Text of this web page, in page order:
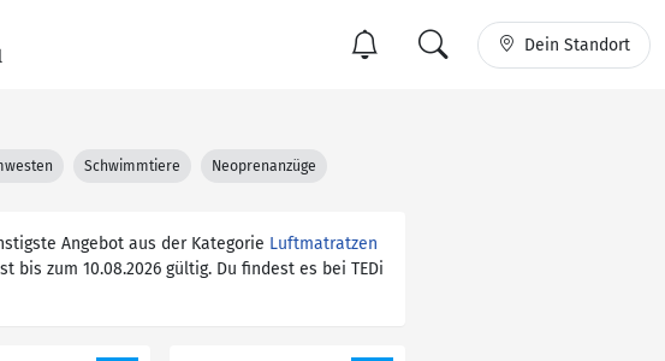
Dein Standort
Schwimmtiere Neoprenanzüge
Angebot aus der Kategorie Luftmatratzen
bis zum 10.08.2026 gültig. Du findest es bei TEDi